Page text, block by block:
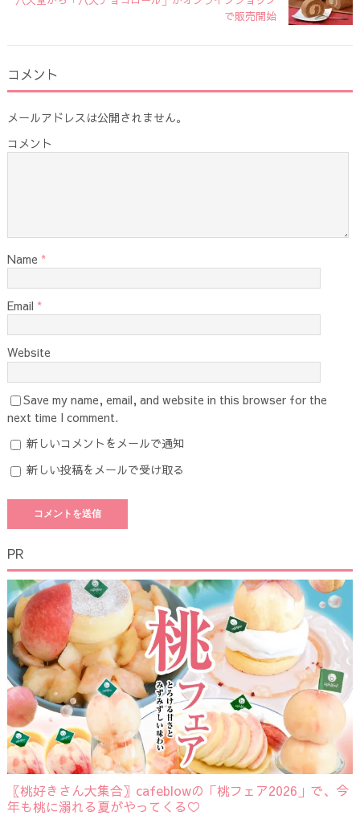
で販売開始
コメント
メールアドレスは公開されません。
コメント
Name *
Email *
Website
Save my name, email, and website in this browser for the
next time I comment.
新しいコメントをメールで通知
新しい投稿をメールで受け取る
PR
〖桃好きさん大集合〗cafeblowの「桃フェア2026」で、今
年も桃に溺れる夏がやってくる♡